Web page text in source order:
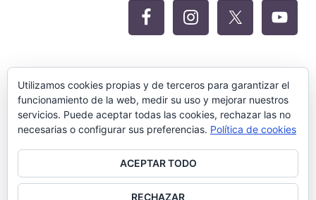
Utilizamos cookies propias y de terceros para garantizar el
funcionamiento de la web, medir su uso y mejorar nuestros
servicios. Puede aceptar todas las cookies, rechazar las no
necesarias o configurar sus preferencias. Política de cookies
ACEPTAR TODO
RECHAZAR